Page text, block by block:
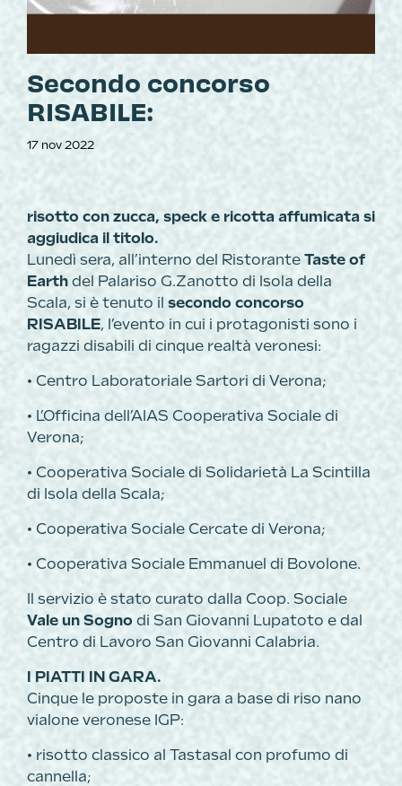
Secondo concorso
RISABILE:
17 nov 2022
risotto con zucca, speck e ricotta affumicata si
aggiudica il titolo.
Lunedì sera, all’interno del Ristorante Taste of
Earth del Palariso G.Zanotto di Isola della
Scala, si è tenuto il secondo concorso
RISABILE, l’evento in cui i protagonisti sono i
ragazzi disabili di cinque realtà veronesi:
• Centro Laboratoriale Sartori di Verona;
• L’Officina dell’AIAS Cooperativa Sociale di
Verona;
• Cooperativa Sociale di Solidarietà La Scintilla
di Isola della Scala;
• Cooperativa Sociale Cercate di Verona;
• Cooperativa Sociale Emmanuel di Bovolone.
Il servizio è stato curato dalla Coop. Sociale
Vale un Sogno di San Giovanni Lupatoto e dal
Centro di Lavoro San Giovanni Calabria.
I PIATTI IN GARA.
Cinque le proposte in gara a base di riso nano
vialone veronese IGP:
• risotto classico al Tastasal con profumo di
cannella;